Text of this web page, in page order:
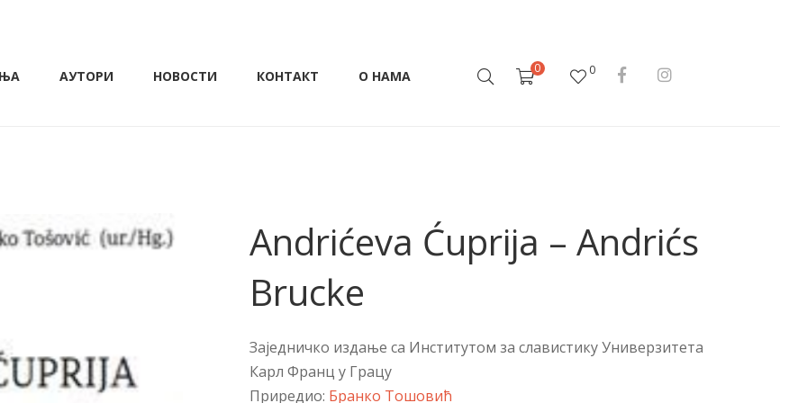
АУТОРИ НОВОСТИ КОНТАКТ О НАМА 0 0
Andrićeva Ćuprija – Andrićs
Brucke
Заједничко издање са Институтом за славистику Универзитета
Карл Франц у Грацу
Приредио: Бранко Тошовић